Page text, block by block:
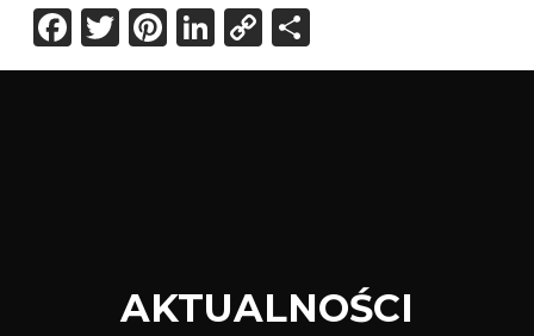
Facebook
Twitter
Pinterest
LinkedIn
Copy
Link
Share
AKTUALNOŚCI